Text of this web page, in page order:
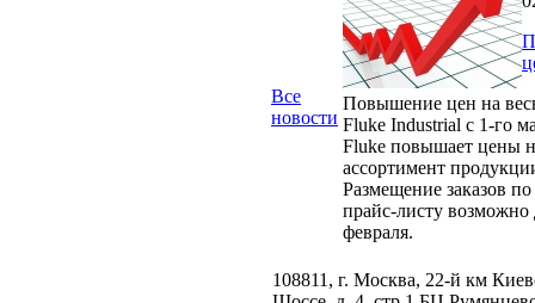
Все
новости
Повышение цен на
Fluke Industrial с 1-го
Fluke повышает цены
ассортимент
Размещение заказов
прайс-листу возможно
февраля.
108811, г. Москва, 22-й км